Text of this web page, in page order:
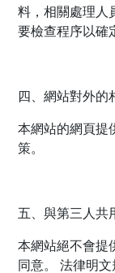
料，相關處理人
要檢查程序以確
四、網站對外的
本網站的網頁提
策。
五、與第三人共
本網站絕不會提
同意。 法律明